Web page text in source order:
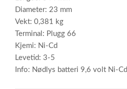
Diameter: 23 mm
Vekt: 0,381 kg
Terminal: Plugg 66
Kjemi: Ni-Cd
Levetid: 3-5
Info: Nødlys batteri 9,6 volt Ni-Cd